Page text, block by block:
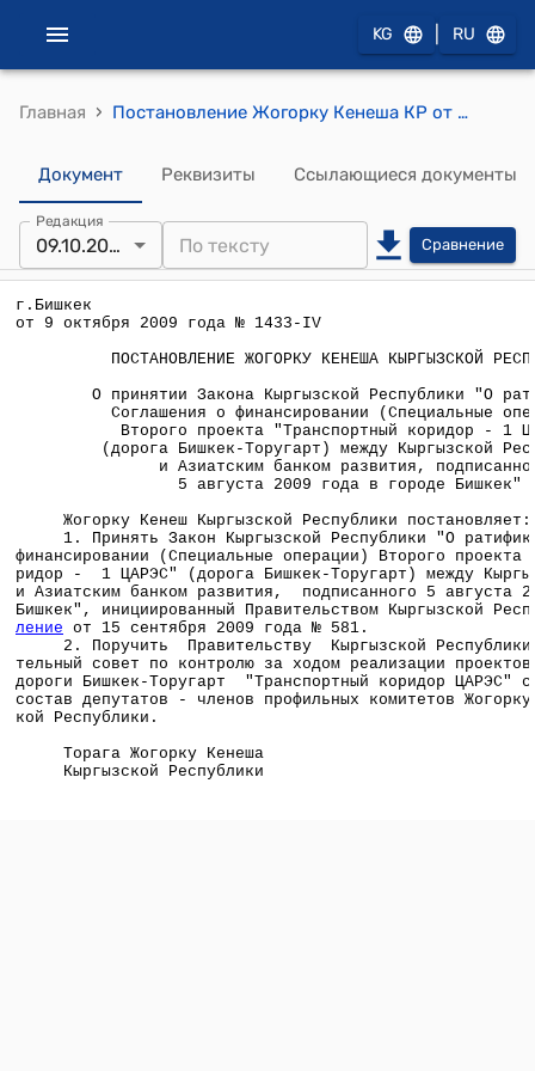
KG RU
Главная › Постановление Жогорку Кенеша КР от 9 октября 2009 года № 1433-IV "О принятии Закона Кыргызской Республики "О ратификации Соглашения о финансировании (Специальные операции) Второго проекта "Транспортный коридор - 1 ЦАРЭС" (дорога Бишкек-Торугарт) между Кыргызской Республикой и Азиатским банком развития, подписанного 5 августа 2009 года в городе Бишкек"
Документ Реквизиты Ссылающиеся документы
Редакция
09.10.2009 Сравнение